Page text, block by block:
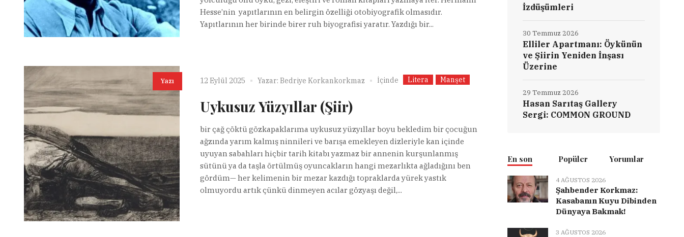
Hesse’nin yapıtlarının en belirgin özelliği otobiyografik olmasıdır.
Yapıtlarının her birinde birer ruh biyografisi yaratır. Yazdığı bir...
Yazı 12 Eylül 2025 Yazar: Bedriye Korkankorkmaz İçinde Litera Manşet
Uykusuz Yüzyıllar (Şiir)
bir çağ çöktü gözkapaklarıma uykusuz yüzyıllar boyu bekledim bir çocuğun
ağzında yarım kalmış ninnileri ve barışa emekleyen dizleriyle kan içinde
uyuyan sabahları hiçbir tarih kitabı yazmaz bir annenin kurşunlanmış
sütünü ya da taşla örtülmüş oyuncakların hangi mezarlıkta ağladığını ben
gördüm— her kelimenin bir mezar kazdığı topraklarda yürek yastık
olmuyordu artık çünkü dinmeyen acılar gözyaşı değil,...
İzdüşümleri
Elliler Apartmanı: Öykünün
ve Şiirin Yeniden İnşası
Üzerine
30 Temmuz 2026
Hasan Sarıtaş Gallery
Sergi: COMMON GROUND
29 Temmuz 2026
En son Popüler Yorumlar
4 AĞUSTOS 2026
Şahbender Korkmaz:
Kasabanın Kuyu Dibinden
Dünyaya Bakmak!
3 AĞUSTOS 2026